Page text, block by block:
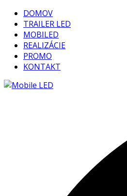
DOMOV
TRAILER LED
MOBILED
REALIZÁCIE
PROMO
KONTAKT